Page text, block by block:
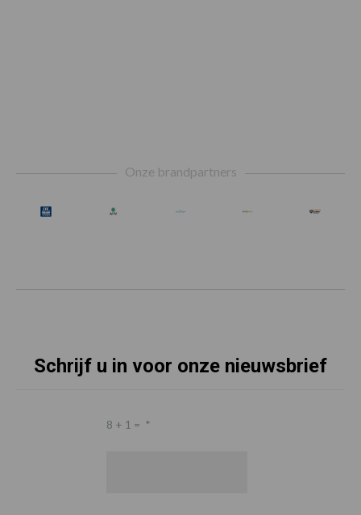
Onze brandpartners
Schrijf u in voor onze nieuwsbrief
8 + 1 = *